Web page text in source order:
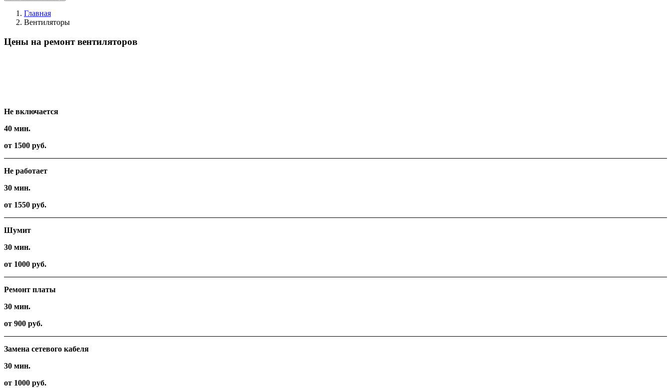
Главная
Вентиляторы
Цены на ремонт вентиляторов
Не включается
40 мин.
от 1500 руб.
Не работает
30 мин.
от 1550 руб.
Шумит
30 мин.
от 1000 руб.
Ремонт платы
30 мин.
от 900 руб.
Замена сетевого кабеля
30 мин.
от 1000 руб.